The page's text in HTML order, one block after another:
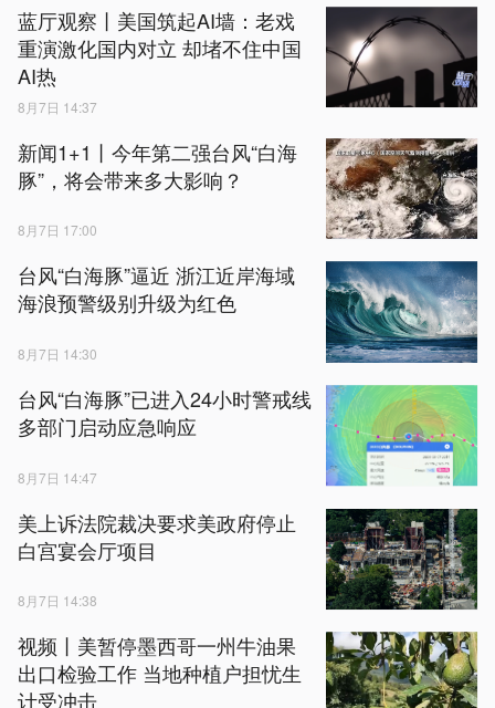
蓝厅观察丨美国筑起AI墙：老戏
重演激化国内对立 却堵不住中国
AI热
8月7日 14:37
新闻1+1丨今年第二强台风“白海
豚”，将会带来多大影响？
8月7日 17:00
台风“白海豚”逼近 浙江近岸海域
海浪预警级别升级为红色
8月7日 14:30
台风“白海豚”已进入24小时警戒线
多部门启动应急响应
8月7日 14:47
美上诉法院裁决要求美政府停止
白宫宴会厅项目
8月7日 14:38
视频丨美暂停墨西哥一州牛油果
出口检验工作 当地种植户担忧生
计受冲击